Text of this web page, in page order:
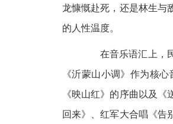
龙慷慨赴死，还是林生与
的人性温度。
在音乐语汇上，民
《沂蒙山小调》作为核
《映山红》的序曲以及
回来》、红军大合唱《告